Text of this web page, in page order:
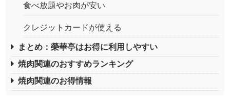
食べ放題やお肉が安い
クレジットカードが使える
まとめ：榮華亭はお得に利用しやすい
焼肉関連のおすすめランキング
焼肉関連のお得情報